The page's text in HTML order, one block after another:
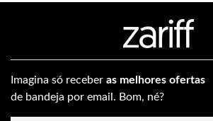
Imagina só receber as melhores ofertas
de bandeja por email. Bom, né?